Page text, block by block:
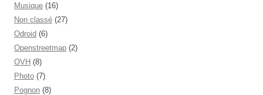
Musique (16)
Non classé (27)
Odroid (6)
Openstreetmap (2)
OVH (8)
Photo (7)
Pognon (8)